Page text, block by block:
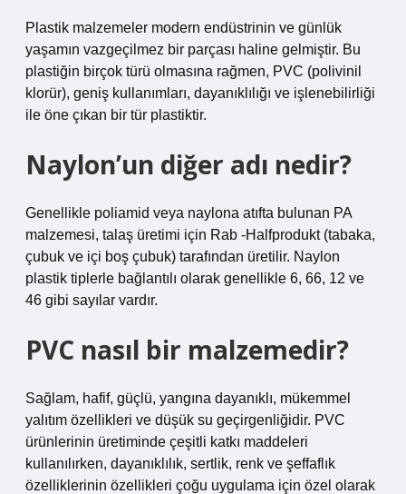
Plastik malzemeler modern endüstrinin ve günlük
yaşamın vazgeçilmez bir parçası haline gelmiştir. Bu
plastiğin birçok türü olmasına rağmen, PVC (polivinil
klorür), geniş kullanımları, dayanıklılığı ve işlenebilirliği
ile öne çıkan bir tür plastiktir.
Naylon’un diğer adı nedir?
Genellikle poliamid veya naylona atıfta bulunan PA
malzemesi, talaş üretimi için Rab -Halfprodukt (tabaka,
çubuk ve içi boş çubuk) tarafından üretilir. Naylon
plastik tiplerle bağlantılı olarak genellikle 6, 66, 12 ve
46 gibi sayılar vardır.
PVC nasıl bir malzemedir?
Sağlam, hafif, güçlü, yangına dayanıklı, mükemmel
yalıtım özellikleri ve düşük su geçirgenliğidir. PVC
ürünlerinin üretiminde çeşitli katkı maddeleri
kullanılırken, dayanıklılık, sertlik, renk ve şeffaflık
özelliklerinin özellikleri çoğu uygulama için özel olarak